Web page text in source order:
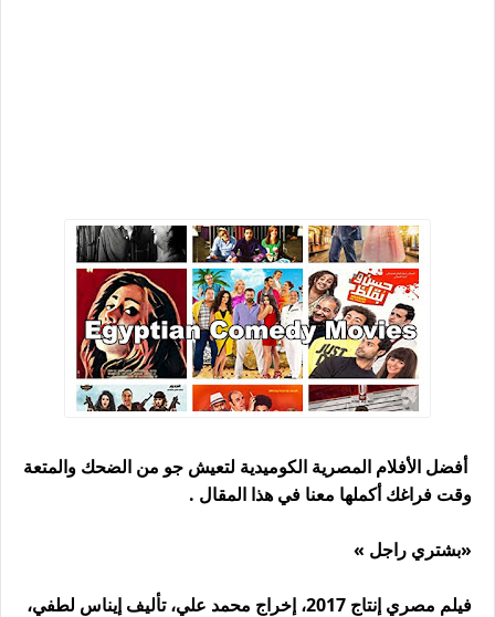
أفضل الأفلام المصرية الكوميدية لتعيش جو من الضحك والمتعة
وقت فراغك أكملها معنا في هذا المقال .
«بشتري راجل »
فيلم مصري إنتاج 2017، إخراج محمد علي، تأليف إيناس لطفي،